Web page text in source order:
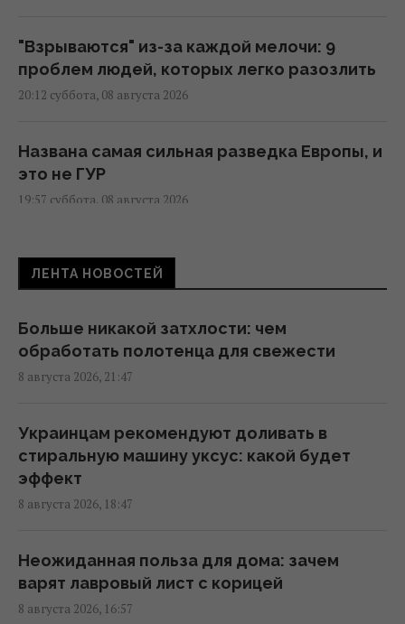
"Взрываются" из-за каждой мелочи: 9
проблем людей, которых легко разозлить
20:12 суббота, 08 августа 2026
Названа самая сильная разведка Европы, и
это не ГУР
19:57 суббота, 08 августа 2026
Что произойдет, если самый секретный
самолет США упадет у врага: план на
18:21 суббота, 08 августа 2026
Один трагический случай заставил
The Mirror
17:26 суббота, 08 августа 2026
Овцы и осел спасли солнечную
особое задание
17:16 суббота, 08 августа 2026
ЛЕНТА НОВОСТЕЙ
Больше никакой затхлости: чем
обработать полотенца для свежести
8 августа 2026, 21:47
Украинцам рекомендуют доливать в
стиральную машину уксус: какой будет
эффект
8 августа 2026, 18:47
Неожиданная польза для дома: зачем
варят лавровый лист с корицей
8 августа 2026, 16:57